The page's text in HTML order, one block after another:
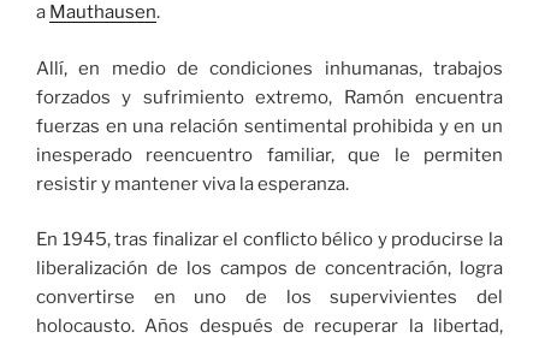
a Mauthausen.
Allí, en medio de condiciones inhumanas, trabajos
forzados y sufrimiento extremo, Ramón encuentra
fuerzas en una relación sentimental prohibida y en un
inesperado reencuentro familiar, que le permiten
resistir y mantener viva la esperanza.
En 1945, tras finalizar el conflicto bélico y producirse la
liberalización de los campos de concentración, logra
convertirse en uno de los supervivientes del
holocausto. Años después de recuperar la libertad,